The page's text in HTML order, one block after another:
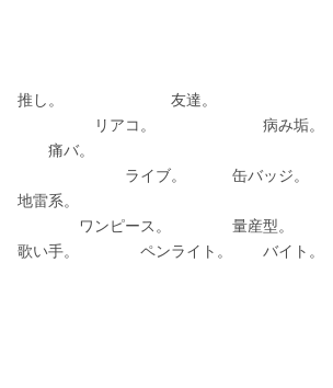
推し。　　　　　　　友達。
リアコ。　　　　　　　病み垢。
痛バ。
ライブ。　　　缶バッジ。
地雷系。
ワンピース。　　　　量産型。
歌い手。　　　　ペンライト。　　バイト。